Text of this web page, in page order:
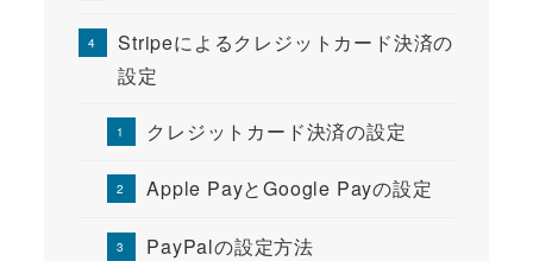
Stripeによるクレジットカード決済の
設定
クレジットカード決済の設定
Apple PayとGoogle Payの設定
PayPalの設定方法